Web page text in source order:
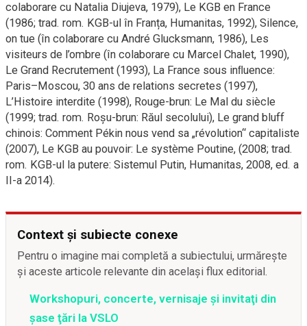
colaborare cu Natalia Diujeva, 1979), Le KGB en France
(1986; trad. rom. KGB-ul în Franța, Humanitas, 1992), Silence,
on tue (în colaborare cu André Glucksmann, 1986), Les
visiteurs de l’ombre (în colaborare cu Marcel Chalet, 1990),
Le Grand Recrutement (1993), La France sous inﬂuence:
Paris–Moscou, 30 ans de relations secretes (1997),
L’Histoire interdite (1998), Rouge-brun: Le Mal du siècle
(1999; trad. rom. Roșu-brun: Răul secolului), Le grand bluff
chinois: Comment Pékin nous vend sa „révolution“ capitaliste
(2007), Le KGB au pouvoir: Le système Poutine, (2008; trad.
rom. KGB-ul la putere: Sistemul Putin, Humanitas, 2008, ed. a
II-a 2014).
Context și subiecte conexe
Pentru o imagine mai completă a subiectului, urmărește
și aceste articole relevante din același flux editorial.
Workshopuri, concerte, vernisaje şi invitaţi din
şase ţări la VSLO